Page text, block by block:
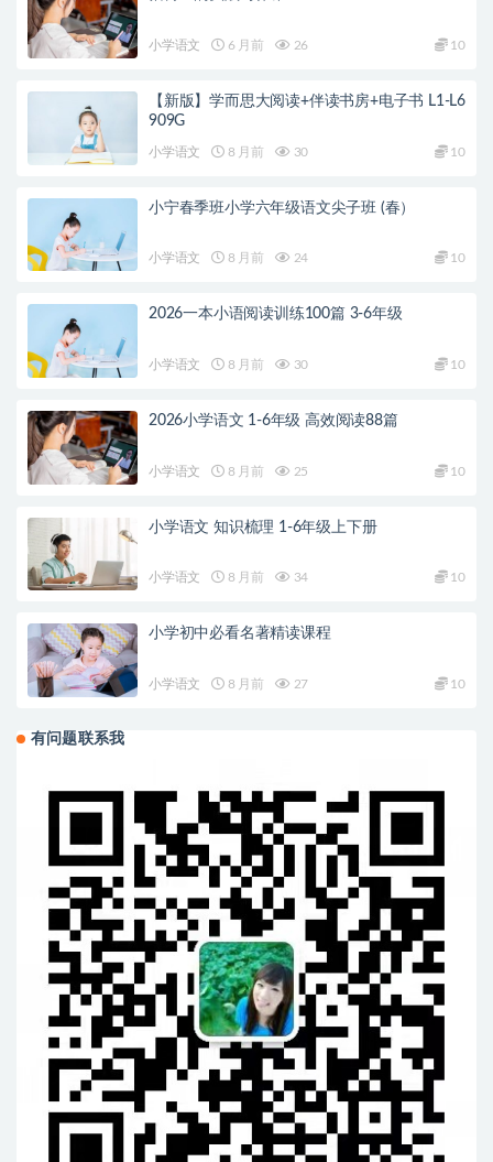
小学语文 6 月前 26 10
【新版】学而思大阅读+伴读书房+电子书 L1-L6
909G
小学语文 8 月前 30 10
小宁春季班小学六年级语文尖子班 (春）
小学语文 8 月前 24 10
2026一本小语阅读训练100篇 3-6年级
小学语文 8 月前 30 10
2026小学语文 1-6年级 高效阅读88篇
小学语文 8 月前 25 10
小学语文 知识梳理 1-6年级上下册
小学语文 8 月前 34 10
小学初中必看名著精读课程
小学语文 8 月前 27 10
有问题联系我